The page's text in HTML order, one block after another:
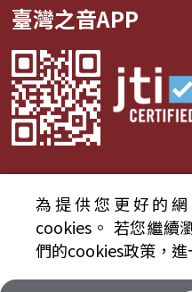
臺灣之音APP
© 2024財團法人中
資通安全政策聲明
為提供您更好的
cookies。 若您繼續
們的cookies政策，進